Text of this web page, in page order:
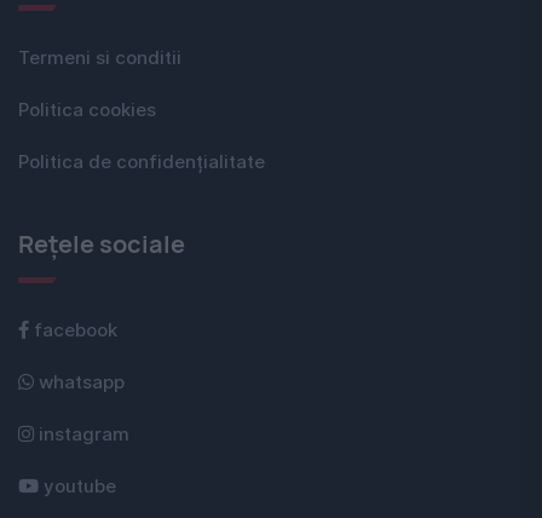
Termeni si conditii
Politica cookies
Politica de confidențialitate
Rețele sociale
facebook
whatsapp
instagram
youtube